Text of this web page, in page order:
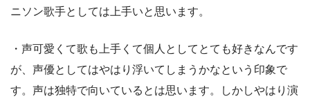
ニソン歌手としては上手いと思います。
・声可愛くて歌も上手くて個人としてとても好きなんです
が、声優としてはやはり浮いてしまうかなという印象で
す。声は独特で向いているとは思います。しかしやはり演